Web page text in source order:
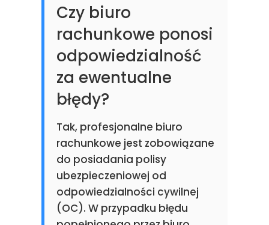
Czy biuro
rachunkowe ponosi
odpowiedzialność
za ewentualne
błędy?
Tak, profesjonalne biuro
rachunkowe jest zobowiązane
do posiadania polisy
ubezpieczeniowej od
odpowiedzialności cywilnej
(OC). W przypadku błędu